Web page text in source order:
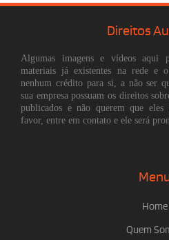
Direitos
Algumas imagens e vídeos aqui
materiais já existentes na rede e
nenhum crédito para si, a não ser
sua empresa possuam os direitos
publicados e não querem que eles
favor, entre em contato e ele será
Home
Quem